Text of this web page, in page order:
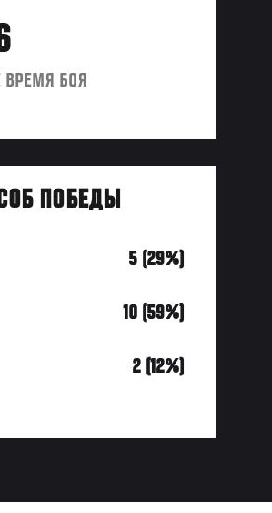
ВРЕМЯ БОЯ
ПОБЕДЫ
5 (29%)
10 (59%)
2 (12%)